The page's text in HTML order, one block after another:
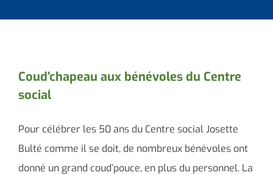
Culture et loisirs
Social & solidarité
Contacter le maire
Coud’chapeau aux bénévoles du Centre
social
Pour célébrer les 50 ans du Centre social Josette
Bulté comme il se doit, de nombreux bénévoles ont
donné un grand coud’pouce, en plus du personnel. La